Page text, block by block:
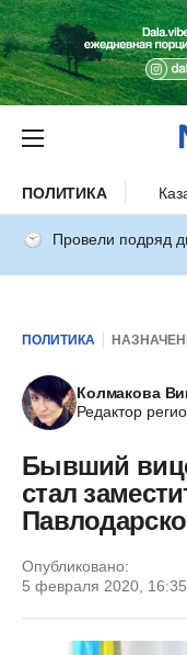
ПОЛИТИКА
Провели подряд
ПОЛИТИКА
Колмакова
Редактор
Бывший
стал
Опубликовано:
5 февраля 2020, 16:35